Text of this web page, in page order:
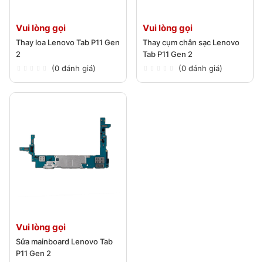
Vui lòng gọi
Thay loa Lenovo Tab P11 Gen
2
(0 đánh giá)
Vui lòng gọi
Thay cụm chân sạc Lenovo
Tab P11 Gen 2
(0 đánh giá)
Vui lòng gọi
Sửa mainboard Lenovo Tab
P11 Gen 2